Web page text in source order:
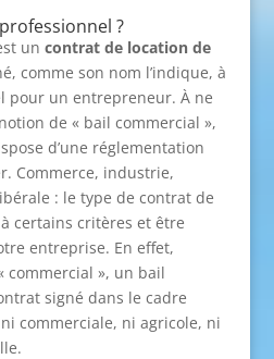
?
un contrat de location de
comme son nom l’indique, à
pour un entrepreneur. À ne
de « bail commercial »,
d’une réglementation
Commerce, industrie,
: le type de contrat de
certains critères et être
entreprise. En effet,
commercial », un bail
signé dans le cadre
ni commerciale, ni agricole, ni